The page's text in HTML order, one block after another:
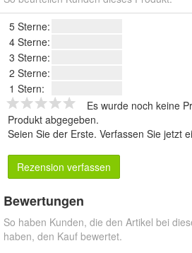
5 Sterne:
4 Sterne:
3 Sterne:
2 Sterne:
1 Stern:
Es wurde noch keine
Produkt abgegeben.
Seien Sie der Erste. Verfassen Sie jetzt
Rezension verfassen
Bewertungen
So haben Kunden, die den Artikel bei
haben, den Kauf bewertet.